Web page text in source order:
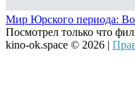
Мир Юрского периода:
Посмотрел только что
kino-ok.space © 2026 |